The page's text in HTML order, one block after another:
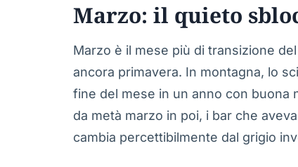
Marzo: il quieto
Marzo è il mese più di transizione
ancora primavera. In montagna, lo
fine del mese in un anno con buona
da metà marzo in poi, i bar che
cambia percettibilmente dal grigio